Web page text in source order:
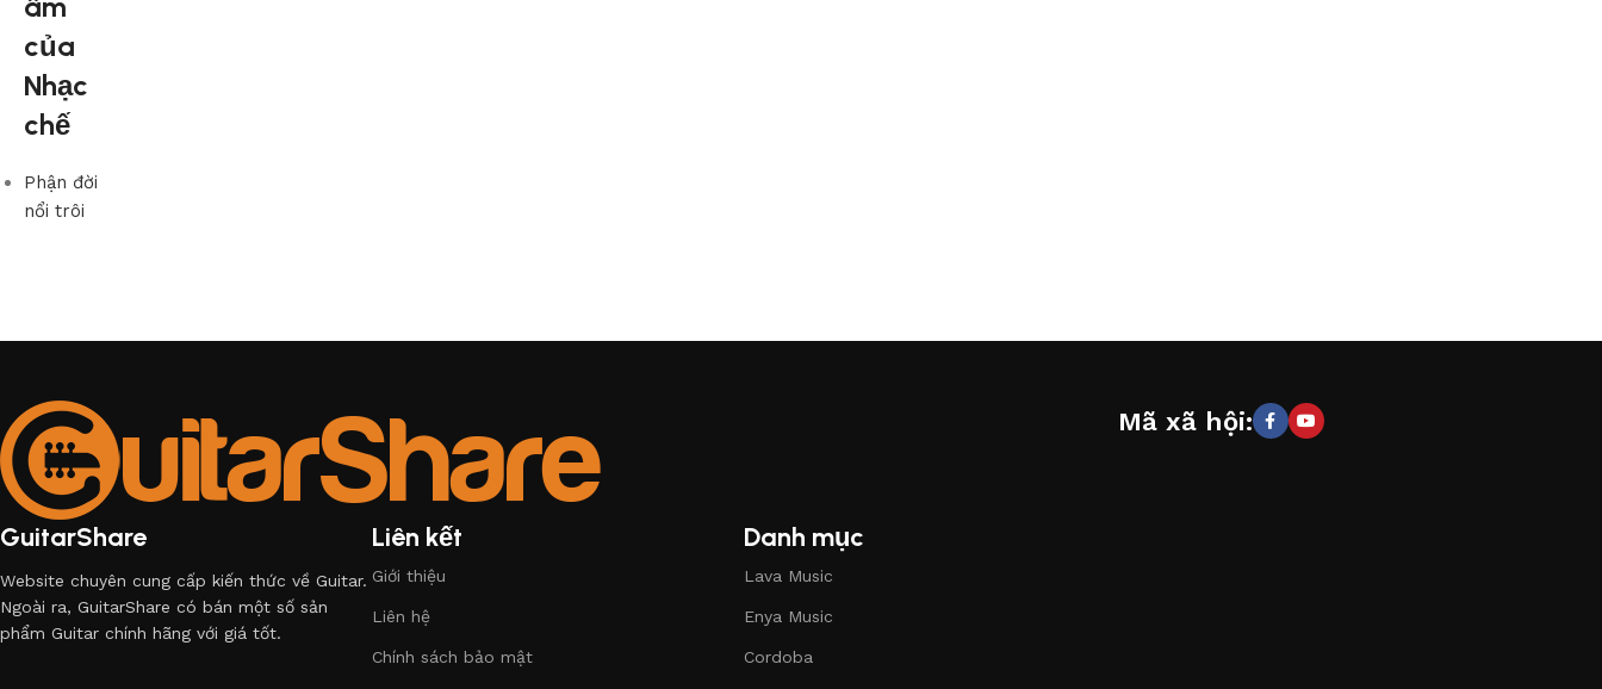
của
Nhạc
chế
Phận đời
nổi trôi
GuitarShare
Website chuyên cung cấp kiến thức về Guitar.
Ngoài ra, GuitarShare có bán một số sản
phẩm Guitar chính hãng với giá tốt.
Liên kết
Giới thiệu
Liên hệ
Chính sách bảo mật
Danh mục
Lava Music
Enya Music
Cordoba
Mã xã hội: